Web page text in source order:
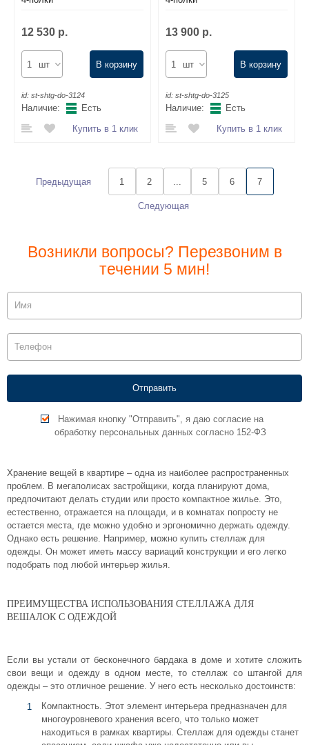
12 530 р.
шт В корзину
id: st-shtg-do-3124
Наличие:
Есть
Купить в 1 клик
13 900 р.
шт В корзину
id: st-shtg-do-3125
Наличие:
Есть
Купить в 1 клик
Предыдущая 1 2 ... 5 6 7
Следующая
Возникли вопросы? Перезвоним в
течении 5 мин!
Нажимая кнопку "Отправить", я даю согласие на
обработку персональных данных согласно 152-ФЗ
Хранение вещей в квартире – одна из наиболее распространенных
проблем. В мегаполисах застройщики, когда планируют дома,
предпочитают делать студии или просто компактное жилье. Это,
естественно, отражается на площади, и в комнатах попросту не
остается места, где можно удобно и эргономично держать одежду.
Однако есть решение. Например, можно купить стеллаж для
одежды. Он может иметь массу вариаций конструкции и его легко
подобрать под любой интерьер жилья.
ПРЕИМУЩЕСТВА ИСПОЛЬЗОВАНИЯ СТЕЛЛАЖА ДЛЯ
ВЕШАЛОК С ОДЕЖДОЙ
Если вы устали от бесконечного бардака в доме и хотите сложить
свои вещи и одежду в одном месте, то стеллаж со штангой для
одежды – это отличное решение. У него есть несколько достоинств:
Компактность. Этот элемент интерьера предназначен для
многоуровневого хранения всего, что только может
находиться в рамках квартиры. Стеллаж для одежды станет